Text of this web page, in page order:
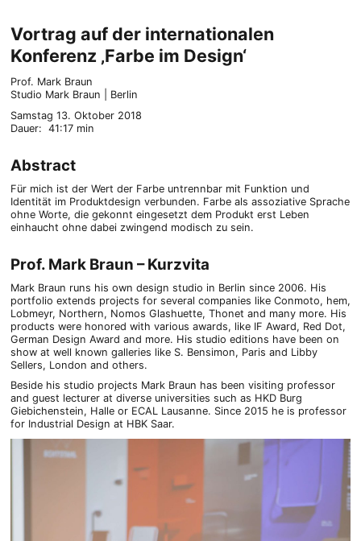
Vortrag auf der internationalen
Konferenz ‚Farbe im Design‘
Prof. Mark Braun
Studio Mark Braun | Berlin
Samstag 13. Oktober 2018
Dauer: 41:17 min
Abstract
Für mich ist der Wert der Farbe untrennbar mit Funktion und
Identität im Produktdesign verbunden. Farbe als assoziative Sprache
ohne Worte, die gekonnt eingesetzt dem Produkt erst Leben
einhaucht ohne dabei zwingend modisch zu sein.
Prof. Mark Braun – Kurzvita
Mark Braun runs his own design studio in Berlin since 2006. His
portfolio extends projects for several companies like Conmoto, hem,
Lobmeyr, Northern, Nomos Glashuette, Thonet and many more. His
products were honored with various awards, like IF Award, Red Dot,
German Design Award and more. His studio editions have been on
show at well known galleries like S. Bensimon, Paris and Libby
Sellers, London and others.
Beside his studio projects Mark Braun has been visiting professor
and guest lecturer at diverse universities such as HKD Burg
Giebichenstein, Halle or ECAL Lausanne. Since 2015 he is professor
for Industrial Design at HBK Saar.